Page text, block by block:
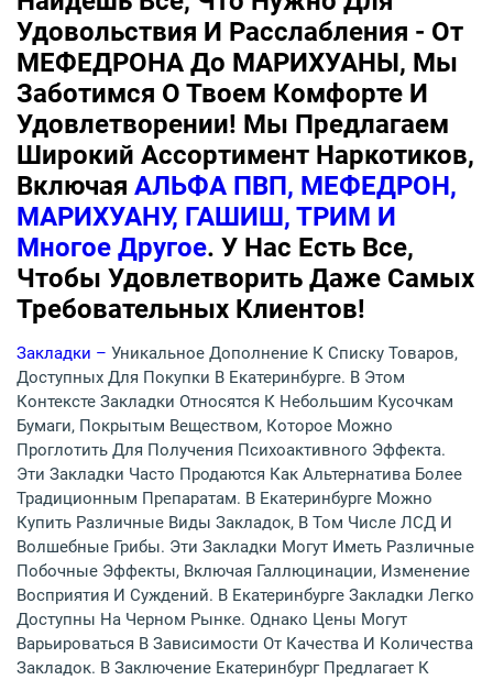
Удовольствия И Расслабления - От
МЕФЕДРОНА До МАРИХУАНЫ, Мы
Заботимся О Твоем Комфорте И
Удовлетворении! Мы Предлагаем
Широкий Ассортимент Наркотиков,
Включая АЛЬФА ПВП, МЕФЕДРОН,
МАРИХУАНУ, ГАШИШ, ТРИМ И
Многое Другое. У Нас Есть Все,
Чтобы Удовлетворить Даже Самых
Требовательных Клиентов!
Закладки – Уникальное Дополнение К Списку Товаров,
Доступных Для Покупки В Екатеринбурге. В Этом
Контексте Закладки Относятся К Небольшим Кусочкам
Бумаги, Покрытым Веществом, Которое Можно
Проглотить Для Получения Психоактивного Эффекта.
Эти Закладки Часто Продаются Как Альтернатива Более
Традиционным Препаратам. В Екатеринбурге Можно
Купить Различные Виды Закладок, В Том Числе ЛСД И
Волшебные Грибы. Эти Закладки Могут Иметь Различные
Побочные Эффекты, Включая Галлюцинации, Изменение
Восприятия И Суждений. В Екатеринбурге Закладки Легко
Доступны На Черном Рынке. Однако Цены Могут
Варьироваться В Зависимости От Качества И Количества
Закладок. В Заключение Екатеринбург Предлагает К